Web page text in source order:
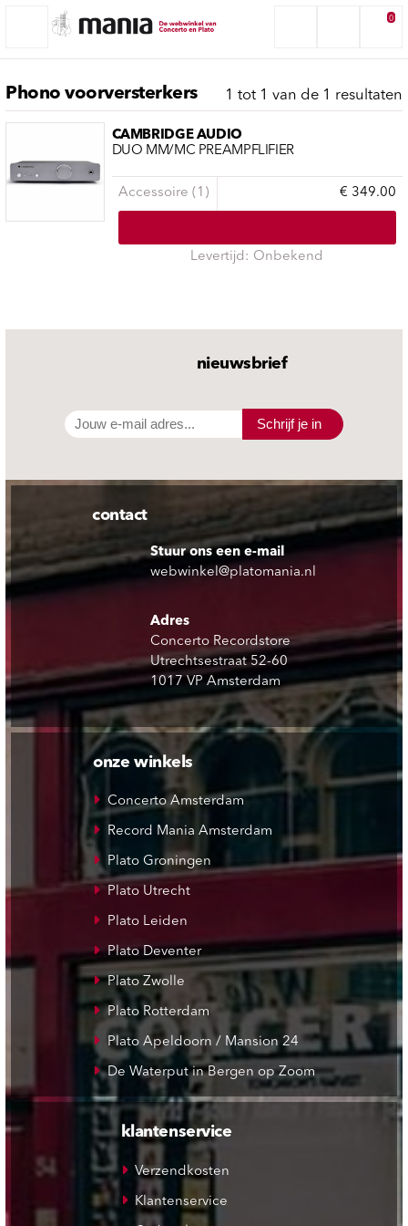
0
Phono voorversterkers 1 tot 1 van de 1 resultaten
CAMBRIDGE AUDIO
DUO MM/MC PREAMPFLIFIER
Accessoire (1) € 349.00
Levertijd: Onbekend
nieuwsbrief
Schrijf je in
contact
Stuur ons een e-mail
webwinkel@platomania.nl
Adres
Concerto Recordstore
Utrechtsestraat 52-60
1017 VP Amsterdam
onze winkels
Concerto Amsterdam
Record Mania Amsterdam
Plato Groningen
Plato Utrecht
Plato Leiden
Plato Deventer
Plato Zwolle
Plato Rotterdam
Plato Apeldoorn / Mansion 24
De Waterput in Bergen op Zoom
klantenservice
Verzendkosten
Klantenservice